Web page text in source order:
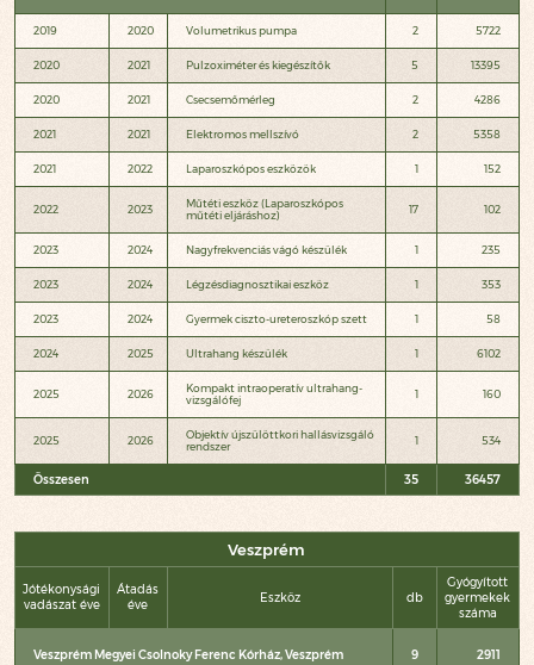
2019 2020 Volumetrikus pumpa 2 5722
2020 2021 Pulzoximéter és kiegészítők 5 13395
2020 2021 Csecsemőmérleg 2 4286
2021 2021 Elektromos mellszívó 2 5358
2021 2022 Laparoszkópos eszközök 1 152
2022 2023
Műtéti eszköz (Laparoszkópos
műtéti eljáráshoz)
17 102
2023 2024 Nagyfrekvenciás vágó készülék 1 235
2023 2024 Légzésdiagnosztikai eszköz 1 353
2023 2024 Gyermek ciszto-ureteroszkóp szett 1 58
2024 2025 Ultrahang készülék 1 6102
2025 2026
Kompakt intraoperatív ultrahang-
vizsgálófej
1 160
2025 2026
Objektív újszülöttkori hallásvizsgáló
rendszer
1 534
Összesen 35 36457
Veszprém
Jótékonysági
vadászat éve
Átadás
éve
Eszköz db
Gyógyított
gyermekek
száma
Veszprém Megyei Csolnoky Ferenc Kórház, Veszprém 9 2911